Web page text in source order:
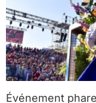
Événement